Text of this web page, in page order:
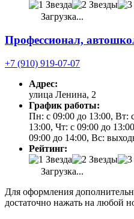
Загрузка...
Профессионал,
+7 (910) 919-07-07
Адрес:
улица Ленина, 2
График работы:
Пн: с 09:00 до 13:00, Вт:
13:00, Чт: с 09:00 до
09:00 до 14:00, Вс:
Рейтинг:
Загрузка...
Для оформления
достаточно нажать на любой